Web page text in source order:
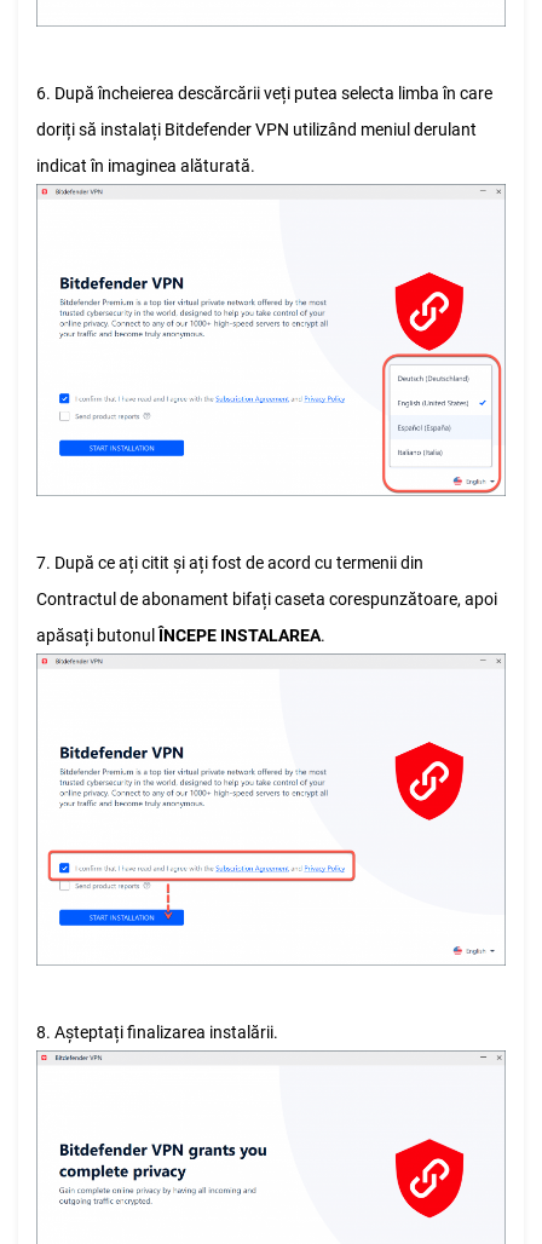
6. După încheierea descărcării veți putea selecta limba în care
doriți să instalați Bitdefender VPN utilizând meniul derulant
indicat în imaginea alăturată.
7. După ce ați citit și ați fost de acord cu termenii din
Contractul de abonament bifați caseta corespunzătoare, apoi
apăsați butonul ÎNCEPE INSTALAREA.
8. Așteptați finalizarea instalării.